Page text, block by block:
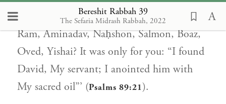
Bereshit Rabbah 39
The Sefaria Midrash Rabbah, 2022
to trace the lineage of Peretz, Ḥetzron,
Ram, Aminadav, Naḥshon, Salmon, Boaz,
Oved, Yishai? It was only for you: “I found
David, My servant; I anointed him with
My sacred oil”’ (Psalms 89:21).